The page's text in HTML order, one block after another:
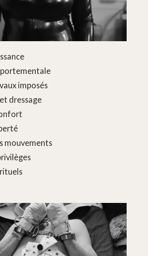
imposés
dressage
mouvements